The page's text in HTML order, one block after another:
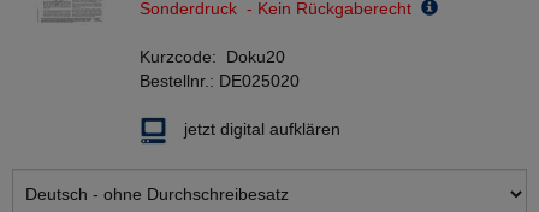
Sonderdruck - Kein Rückgaberecht
Kurzcode: Doku20
Bestellnr.: DE025020
jetzt digital aufklären